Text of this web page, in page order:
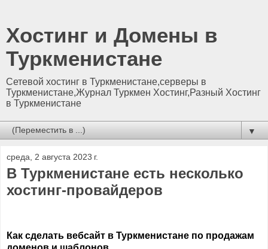
Хостинг и Домены в
Туркменистане
Сетевой хостинг в Туркменистане,серверы в
Туркменистане,Журнал Туркмен Хостинг,Разный Хостинг
в Туркменистане
▼
среда, 2 августа 2023 г.
В Туркменистане есть несколько
хостинг-провайдеров
Как сделать вебсайт в Туркменистане по продажам